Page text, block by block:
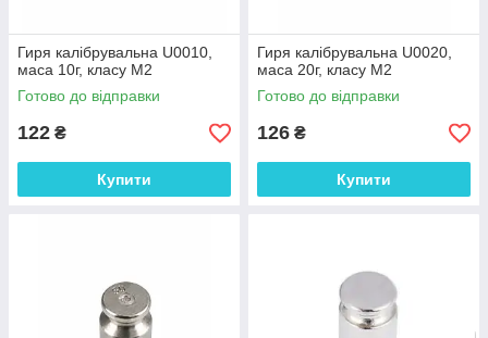
Гиря калібрувальна U0010,
маса 10г, класу М2
Готово до відправки
122 ₴
Купити
Гиря калібрувальна U0020,
маса 20г, класу М2
Готово до відправки
126 ₴
Купити